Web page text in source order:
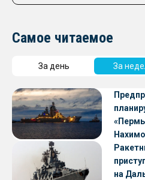
Самое читаемое
За день За
на